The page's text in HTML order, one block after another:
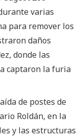
varias
para remover los
daños
donde las
captaron la furia
de postes de
Roldán, en la
y las estructuras